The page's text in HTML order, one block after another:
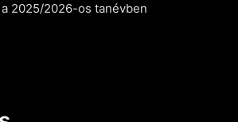
2025/2026-os tanévben